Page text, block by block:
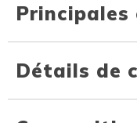
Détails de